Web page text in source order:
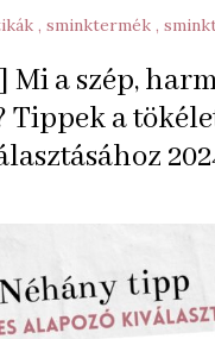
sminktermék
Mi a szép,
a